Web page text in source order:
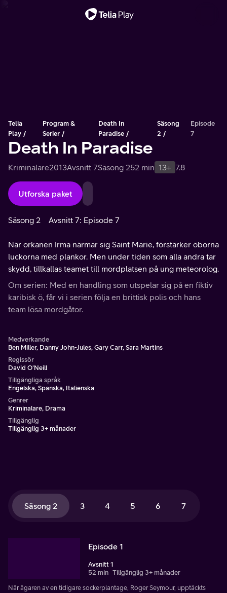
Telia
Play
Program &
Serier
Death In
Paradise
Säsong
2
Episode
7
Death In Paradise
Kriminalare2013Avsnitt 7Säsong 252 min 13+ 7.8
Utforska paket
Säsong 2 Avsnitt 7: Episode 7
När orkanen Irma närmar sig Saint Marie, förstärker öborna
luckorna med plankor. Men under tiden som alla andra tar
skydd, tillkallas teamet till mordplatsen på ung meteorolog.
Om serien: Med en handling som utspelar sig på en fiktiv
karibisk ö, får vi i serien följa en brittisk polis och hans
team lösa mordgåtor.
Medverkande
Ben Miller, Danny John-Jules, Gary Carr, Sara Martins
Regissör
David O'Neill
Tillgängliga språk
Engelska, Spanska, Italienska
Genrer
Kriminalare, Drama
Tillgänglig
Tillgänglig 3+ månader
Säsong 2 3 4 5 6 7
Episode 1
Avsnitt 1
52 min Tillgänglig 3+ månader
När ägaren av en tidigare sockerplantage, Roger Seymour, upptäckts